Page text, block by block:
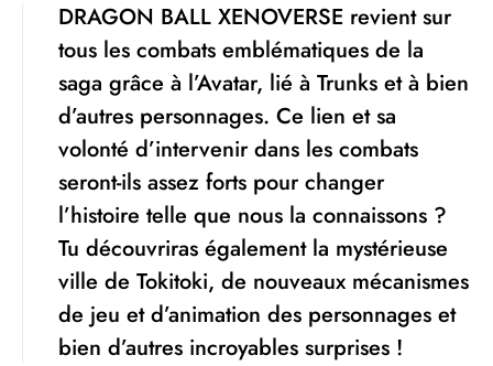
DRAGON BALL XENOVERSE revient sur
tous les combats emblématiques de la
saga grâce à l’Avatar, lié à Trunks et à bien
d’autres personnages. Ce lien et sa
volonté d’intervenir dans les combats
seront-ils assez forts pour changer
l’histoire telle que nous la connaissons ?
Tu découvriras également la mystérieuse
ville de Tokitoki, de nouveaux mécanismes
de jeu et d’animation des personnages et
bien d’autres incroyables surprises !